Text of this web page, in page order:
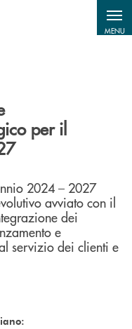
MENU
per il
2024 – 2027
avviato con il
dei
e
servizio dei clienti e